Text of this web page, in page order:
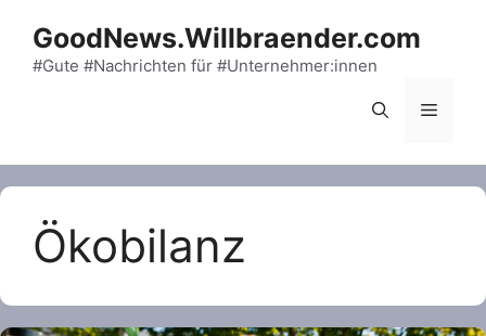
content
GoodNews.Willbraender.com
#Gute #Nachrichten für #Unternehmer:innen
Menu
Ökobilanz